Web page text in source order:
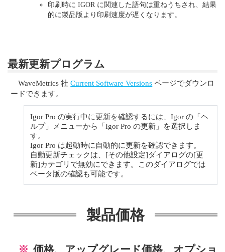
印刷時に IGOR に関連した語句は重ねうちされ、結果
的に製品版より印刷速度が遅くなります。
最新更新プログラム
WaveMetrics 社Current Software Versions ページでダウンロ
ードできます。
Igor Pro の実行中に更新を確認するには、Igor の「ヘ
ルプ」メニューから「Igor Pro の更新」を選択しま
す。
Igor Pro は起動時に自動的に更新を確認できます。
自動更新チェックは、[その他設定]ダイアログの[更
新]カテゴリで無効にできます。このダイアログでは
ベータ版の確認も可能です。
製品価格
※ 価格、アップグレード価格、 オプショ